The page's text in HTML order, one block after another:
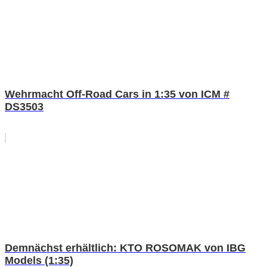
Wehrmacht Off-Road Cars in 1:35 von ICM #
DS3503
Demnächst erhältlich: KTO ROSOMAK von IBG
Models (1:35)